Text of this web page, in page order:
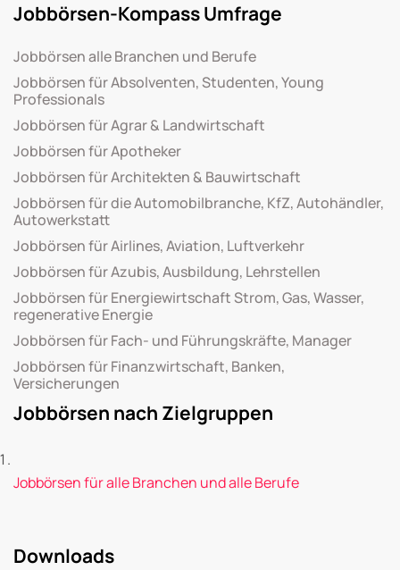
Jobbörsen-Kompass Umfrage
Jobbörsen alle Branchen und Berufe
Jobbörsen für Absolventen, Studenten, Young
Professionals
Jobbörsen für Agrar & Landwirtschaft
Jobbörsen für Apotheker
Jobbörsen für Architekten & Bauwirtschaft
Jobbörsen für die Automobilbranche, KfZ, Autohändler,
Autowerkstatt
Jobbörsen für Airlines, Aviation, Luftverkehr
Jobbörsen für Azubis, Ausbildung, Lehrstellen
Jobbörsen für Energiewirtschaft Strom, Gas, Wasser,
regenerative Energie
Jobbörsen für Fach- und Führungskräfte, Manager
Jobbörsen für Finanzwirtschaft, Banken,
Versicherungen
Jobbörsen nach Zielgruppen
Jobbörsen für alle Branchen und alle Berufe
Downloads